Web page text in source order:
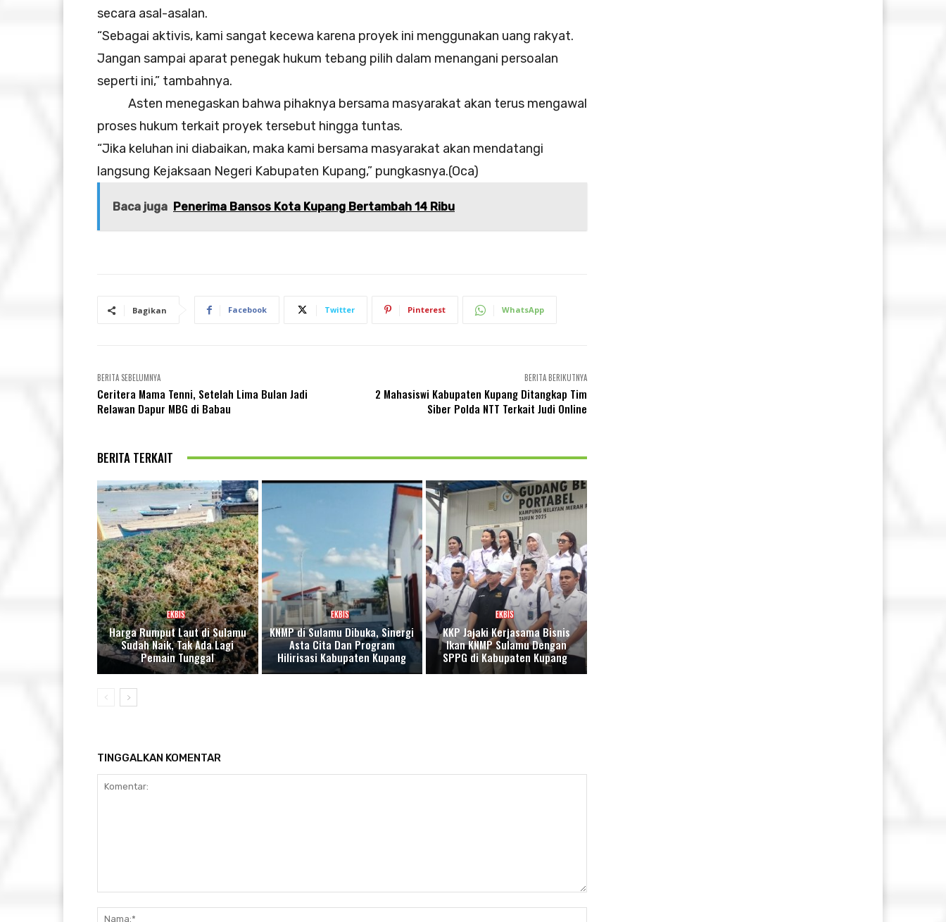
secara asal-asalan.
“Sebagai aktivis, kami sangat kecewa karena proyek ini menggunakan uang rakyat.
Jangan sampai aparat penegak hukum tebang pilih dalam menangani persoalan
seperti ini,” tambahnya.
Asten menegaskan bahwa pihaknya bersama masyarakat akan terus mengawal
proses hukum terkait proyek tersebut hingga tuntas.
“Jika keluhan ini diabaikan, maka kami bersama masyarakat akan mendatangi
langsung Kejaksaan Negeri Kabupaten Kupang,” pungkasnya.(Oca)
Baca juga Penerima Bansos Kota Kupang Bertambah 14 Ribu
Bagikan Facebook Twitter Pinterest WhatsApp
BERITA SEBELUMNYA
Ceritera Mama Tenni, Setelah Lima Bulan Jadi
Relawan Dapur MBG di Babau
BERITA BERIKUTNYA
2 Mahasiswi Kabupaten Kupang Ditangkap Tim
Siber Polda NTT Terkait Judi Online
BERITA TERKAIT
EKBIS
Harga Rumput Laut di Sulamu
Sudah Naik, Tak Ada Lagi
Pemain Tunggal
EKBIS
KNMP di Sulamu Dibuka, Sinergi
Asta Cita Dan Program
Hilirisasi Kabupaten Kupang
EKBIS
KKP Jajaki Kerjasama Bisnis
Ikan KNMP Sulamu Dengan
SPPG di Kabupaten Kupang
TINGGALKAN KOMENTAR